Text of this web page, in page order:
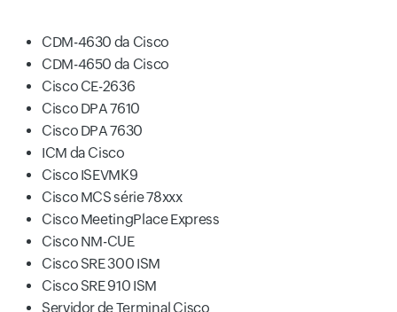
CDM-4630 da Cisco
CDM-4650 da Cisco
Cisco CE-2636
Cisco DPA 7610
Cisco DPA 7630
ICM da Cisco
Cisco ISEVMK9
Cisco MCS série 78xxx
Cisco MeetingPlace Express
Cisco NM-CUE
Cisco SRE 300 ISM
Cisco SRE 910 ISM
Servidor de Terminal Cisco